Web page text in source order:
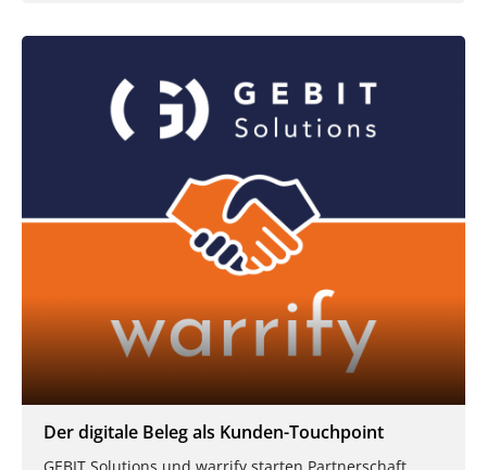
Der digitale Beleg als Kunden-Touchpoint